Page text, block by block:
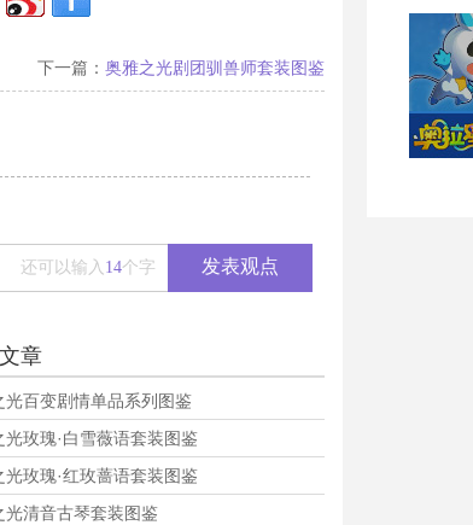
下一篇： 奥雅之光剧团驯兽师套装图鉴
还可以输入 14个字 发表观点
章
光百变剧情单品系列图鉴
光玫瑰·白雪薇语套装图鉴
光玫瑰·红玫蔷语套装图鉴
光清音古琴套装图鉴